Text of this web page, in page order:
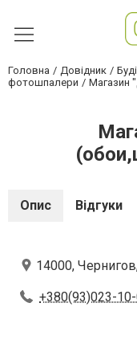
Головна Довідник
фотошпалери
Магазин
Опис Відгуки
14000,
+380(93)023-